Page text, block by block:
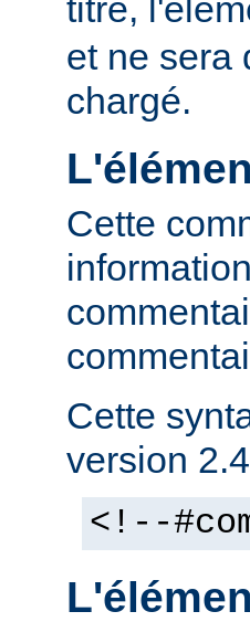
titre,
et ne sera
chargé.
Cette
Cette
version
<!--